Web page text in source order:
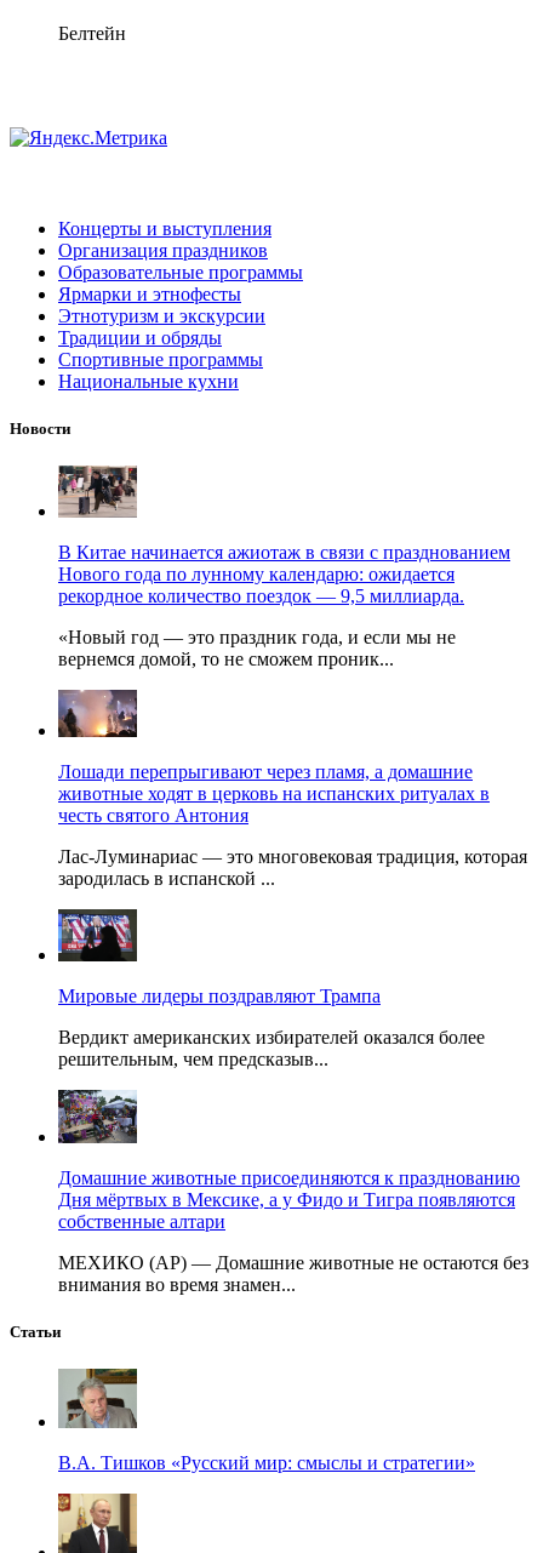
Белтейн
Концерты и выступления
Организация праздников
Образовательные программы
Ярмарки и этнофесты
Этнотуризм и экскурсии
Традиции и обряды
Спортивные программы
Национальные кухни
Новости
В Китае начинается ажиотаж в связи с празднованием
Нового года по лунному календарю: ожидается
рекордное количество поездок — 9,5 миллиарда.
«Новый год — это праздник года, и если мы не
вернемся домой, то не сможем проник...
Лошади перепрыгивают через пламя, а домашние
животные ходят в церковь на испанских ритуалах в
честь святого Антония
Лас-Луминариас — это многовековая традиция, которая
зародилась в испанской ...
Мировые лидеры поздравляют Трампа
Вердикт американских избирателей оказался более
решительным, чем предсказыв...
Домашние животные присоединяются к празднованию
Дня мёртвых в Мексике, а у Фидо и Тигра появляются
собственные алтари
МЕХИКО (AP) — Домашние животные не остаются без
внимания во время знамен...
Статьи
В.А. Тишков «Русский мир: смыслы и стратегии»